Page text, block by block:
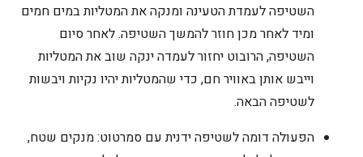
השטיפה לעמדת הטעינה ומנקה את המטליות במים חמים
ומיד לאחר מכן חוזר להמשך השטיפה. לאחר סיום
השטיפה, הרובוט יחזור לעמדה ינקה שוב את המטליות
וייבש אותן באוויר חם, כדי שהמטליות יהיו נקיות ויבשות
לשטיפה הבאה.
הפעולה דומה לשטיפה ידנית עם סמרטוט: מנקים שטח,